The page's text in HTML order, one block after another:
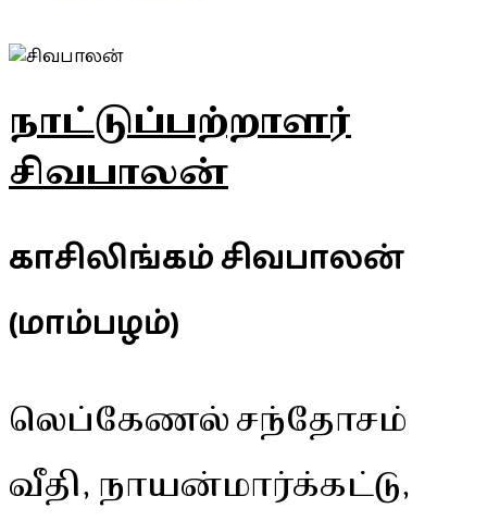
நாட்டுப்பற்றாளர்
சிவபாலன்
காசிலிங்கம் சிவபாலன்
(மாம்பழம்)
லெப்கேணல் சந்தோசம்
வீதி, நாயன்மார்க்கட்டு,